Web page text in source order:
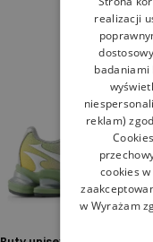
realizacji
badaniami
reklam)
Cookies
cookies
w Wyrażam